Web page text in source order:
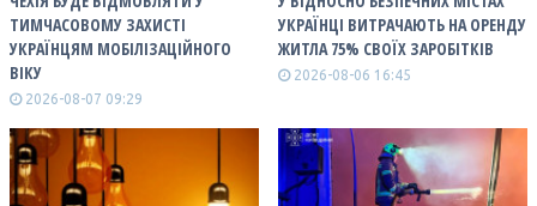
ТИМЧАСОВОМУ ЗАХИСТІ
УКРАЇНЦЯМ МОБІЛІЗАЦІЙНОГО
ВІКУ
2026-08-07 09:29
УКРАЇНЦІ ВИТРАЧАЮТЬ НА ОРЕНДУ
ЖИТЛА 75% СВОЇХ ЗАРОБІТКІВ
2026-08-06 16:45